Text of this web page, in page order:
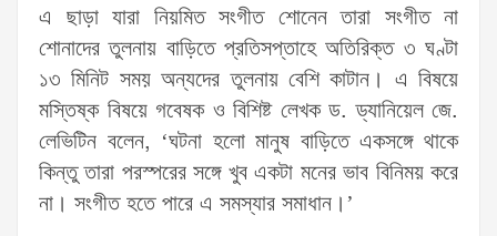
এ ছাড়া যারা নিয়মিত সংগীত শোনেন তারা সংগীত না
শোনাদের তুলনায় বাড়িতে প্রতিসপ্তাহে অতিরিক্ত ৩ ঘণ্টা
১৩ মিনিট সময় অন্যদের তুলনায় বেশি কাটান। এ বিষয়ে
মস্তিষ্ক বিষয়ে গবেষক ও বিশিষ্ট লেখক ড. ড্যানিয়েল জে.
লেভিটিন বলেন, ‘ঘটনা হলো মানুষ বাড়িতে একসঙ্গে থাকে
কিন্তু তারা পরস্পরের সঙ্গে খুব একটা মনের ভাব বিনিময় করে
না। সংগীত হতে পারে এ সমস্যার সমাধান।’